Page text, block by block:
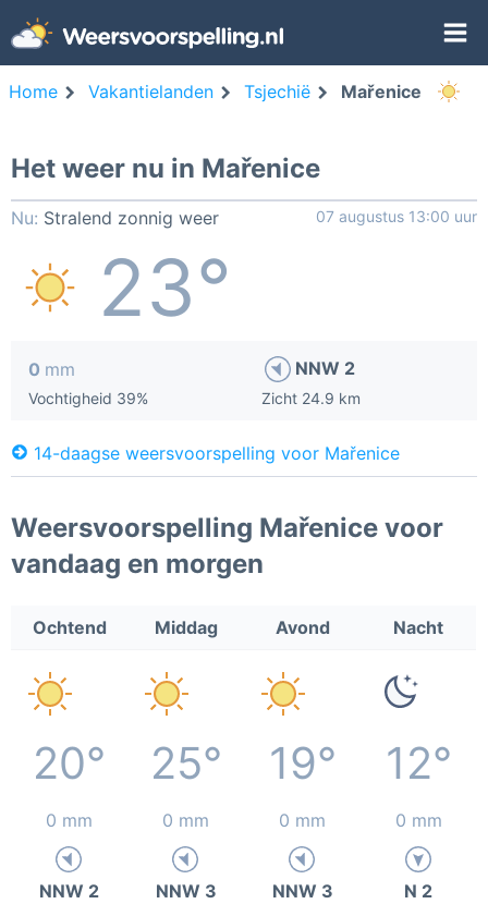
Home Vakantielanden Tsjechië Mařenice
Het weer nu in Mařenice
Nu: Stralend zonnig weer 07 augustus 13:00 uur
23°
0 mm
Vochtigheid 39%
NNW 2
Zicht 24.9 km
14-daagse weersvoorspelling voor Mařenice
Weersvoorspelling Mařenice voor
vandaag en morgen
Ochtend Middag Avond Nacht
20° 25° 19° 12°
0 mm 0 mm 0 mm 0 mm
NNW 2 NNW 3 NNW 3 N 2